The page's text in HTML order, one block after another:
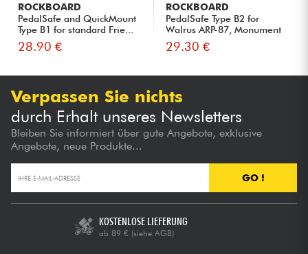
ROCKBOARD
PedalSafe and QuickMount
Type B1 for standard Frie...
28.90 €
ROCKBOARD
PedalSafe Type B2 for
Walrus ARP-87, Monument
V2 p...
29.30 €
Verpassen Sie nichts
durch Erhalt unseres Newsletters
Bleiben Sie informiert über gute Angebote, exklusive
Angebote, neue Produkte...
GO !
KOSTENLOSE LIEFERUNG
ab 89 € (siehe AGB)